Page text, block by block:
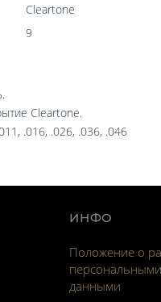
Cleartone
9
Cleartone.
.016, .026, .036, .046
ИНФО
Положение о
персональными
данными